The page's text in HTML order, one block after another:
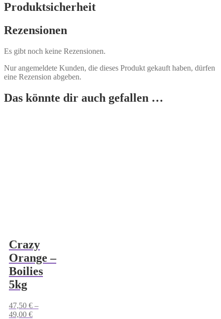
Produktsicherheit
Rezensionen
Es gibt noch keine Rezensionen.
Nur angemeldete Kunden, die dieses Produkt gekauft haben, dürfen
eine Rezension abgeben.
Das könnte dir auch gefallen …
Crazy
Orange –
Boilies
5kg
47,50 € –
49,00 €